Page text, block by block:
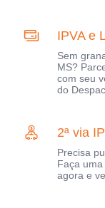
IPVA e
Sem
MS?
com seu
do
2ª via
Precisa
Faça
agora e